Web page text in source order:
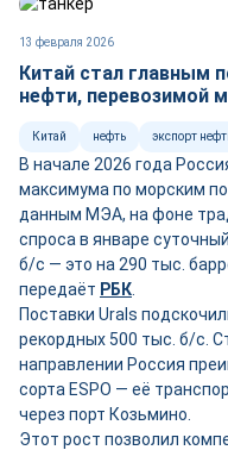
13 февраля 2026
Китай стал главным
нефти, перевозимой
Китай нефть экспорт
В начале 2026 года
максимума по морским
данным МЭА, на фоне
спроса в январе
б/с — это на 290 тыс.
передаёт РБК
Поставки Urals
рекордных 500 тыс. б/с.
направлении Россия
сорта ESPO — её
через порт Козьмино.
Этот рост позволил